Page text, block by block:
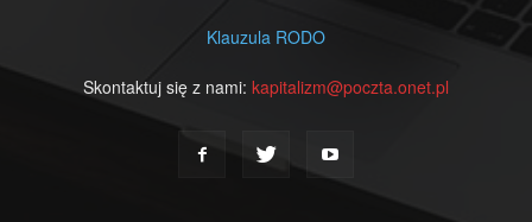
Klauzula RODO
Skontaktuj się z nami: kapitalizm@poczta.onet.pl